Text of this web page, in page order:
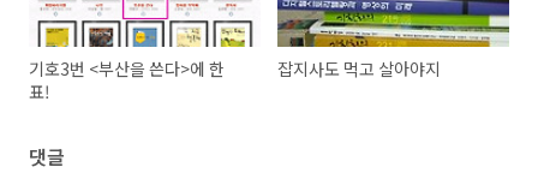
기호3번 <부산을 쓴다>에 한
표!
잡지사도 먹고 살아야지
댓글